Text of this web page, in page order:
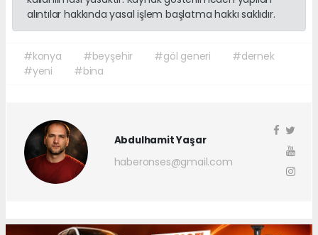
alıntılar hakkında yasal işlem başlatma hakkı saklıdır.
#konya #beyşehir #göl generi
#dernek
#yeni
#bina
Abdulhamit Yaşar
haberonses@gmail.com